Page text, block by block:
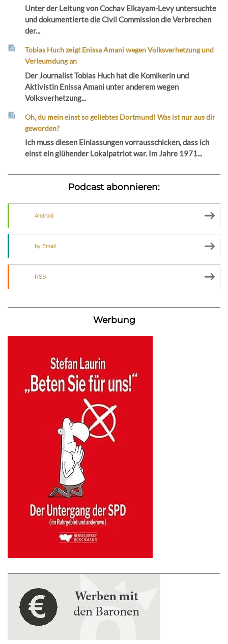
Unter der Leitung von Cochav Elkayam-Levy untersuchte
und dokumentierte die Civil Commission die Verbrechen
der...
Tobias Huch zeigt Enissa Amani wegen Volksverhetzung und
Verleumdung an
Der Journalist Tobias Huch hat die Komikerin und
Aktivistin Enissa Amani unter anderem wegen
Volksverhetzung...
Oh, du mein einst so geliebtes Dortmund! Was ist nur aus dir
geworden?
Ich muss diesen Einlassungen vorrausschicken, dass ich
einst ein glühender Lokalpatriot war. Im Jahre 1971...
Podcast abonnieren:
Android
by Email
RSS
Werbung